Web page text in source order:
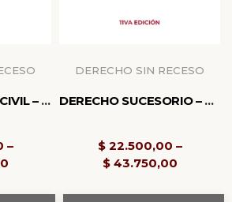
LITIGACIÓN ORAL CIVIL – DSR 11° EDICIÓN
–
DERECHO SIN RECESO
DERECHO SUCESORIO – DSR 11° EDICIÓN
$22.500,00 –
$43.750,00